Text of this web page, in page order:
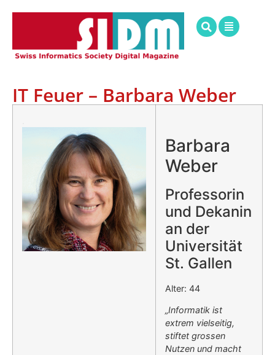
IT Feuer – Barbara Weber
Barbara
Weber
Professorin
und Dekanin
an der
Universität
St. Gallen
Alter: 44
„Informatik ist
extrem vielseitig,
stiftet grossen
Nutzen und macht